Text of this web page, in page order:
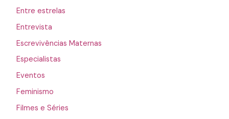
Entre estrelas
Entrevista
Escrevivências Maternas
Especialistas
Eventos
Feminismo
Filmes e Séries